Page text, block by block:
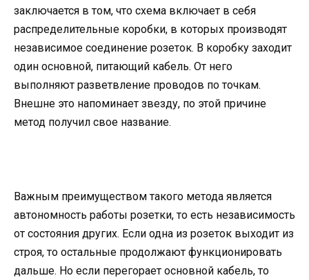
заключается в том, что схема включает в себя
распределительные коробки, в которых производят
независимое соединение розеток. В коробку заходит
один основной, питающий кабель. От него
выполняют разветвление проводов по точкам.
Внешне это напоминает звезду, по этой причине
метод получил свое название.
Важным преимуществом такого метода является
автономность работы розетки, то есть независимость
от состояния других. Если одна из розеток выходит из
строя, то остальные продолжают функционировать
дальше. Но если перегорает основной кабель, то